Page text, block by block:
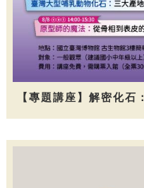
【專題講座】解密化